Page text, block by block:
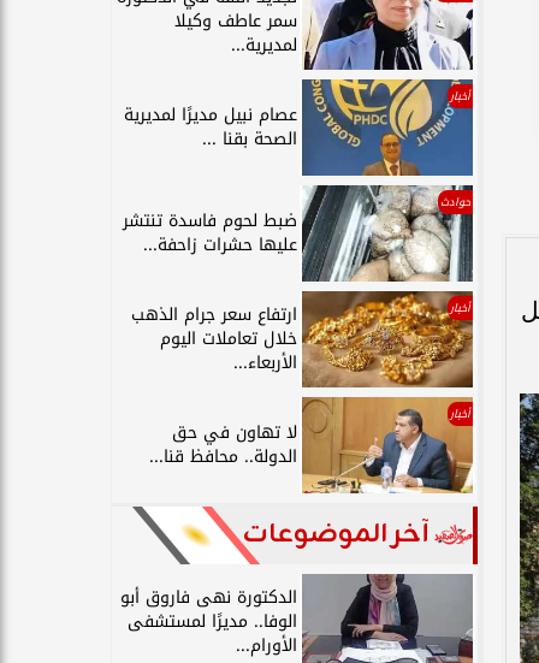
سمر عاطف وكيلا
لمديرية...
أخبار
عصام نبيل مديرًا لمديرية
الصحة بقنا ...
حوادث
ضبط لحوم فاسدة تنتشر
عليها حشرات زاحفة...
أخبار ارتفاع سعر جرام الذهب
خلال تعاملات اليوم
الأربعاء...
أخبار
لا تهاون في حق
الدولة.. محافظ قنا...
آخر الموضوعات
الدكتورة نهى فاروق أبو
الوفا.. مديرًا لمستشفى
الأورام...